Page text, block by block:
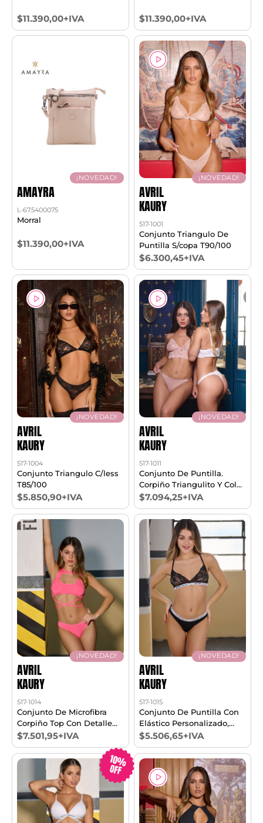
$11.390,00+IVA $11.390,00+IVA
¡NOVEDAD!
AMAYRA
L-67.5400075
Morral
$11.390,00+IVA
¡NOVEDAD!
AVRIL
KAURY
517-1001
Conjunto Triangulo De
Puntilla S/copa T90/100
$6.300,45+IVA
¡NOVEDAD!
AVRIL
KAURY
517-1004
Conjunto Triangulo C/less
T85/100
$5.850,90+IVA
¡NOVEDAD!
AVRIL
KAURY
517-1011
Conjunto De Puntilla.
Corpiño Triangulito Y Cola
Less Regulable T85/100
$7.094,25+IVA
¡NOVEDAD!
AVRIL
KAURY
517-1014
Conjunto De Microfibra
Corpiño Top Con Detalle
En Escote, Cintura Con
Tiras Y Cola Less T1/3
$7.501,95+IVA
¡NOVEDAD!
AVRIL
KAURY
517-1015
Conjunto De Puntilla Con
Elástico Personalizado,
Corpiño Top Triangulito Y
Cola Less. T85/100
$5.506,65+IVA
10%
OFF